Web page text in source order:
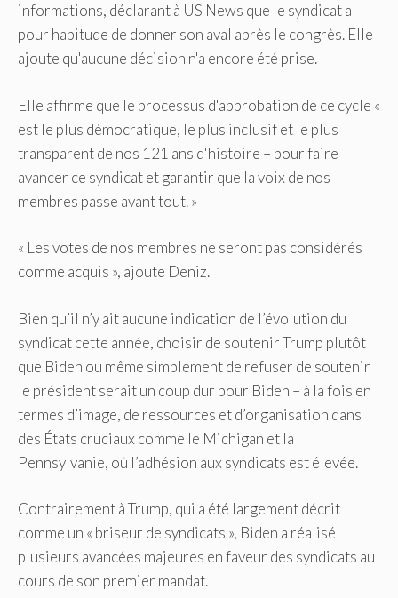
informations, déclarant à US News que le syndicat a
pour habitude de donner son aval après le congrès. Elle
ajoute qu'aucune décision n'a encore été prise.
Elle affirme que le processus d'approbation de ce cycle «
est le plus démocratique, le plus inclusif et le plus
transparent de nos 121 ans d'histoire – pour faire
avancer ce syndicat et garantir que la voix de nos
membres passe avant tout. »
« Les votes de nos membres ne seront pas considérés
comme acquis », ajoute Deniz.
Bien qu’il n’y ait aucune indication de l’évolution du
syndicat cette année, choisir de soutenir Trump plutôt
que Biden ou même simplement de refuser de soutenir
le président serait un coup dur pour Biden – à la fois en
termes d’image, de ressources et d’organisation dans
des États cruciaux comme le Michigan et la
Pennsylvanie, où l’adhésion aux syndicats est élevée.
Contrairement à Trump, qui a été largement décrit
comme un « briseur de syndicats », Biden a réalisé
plusieurs avancées majeures en faveur des syndicats au
cours de son premier mandat.